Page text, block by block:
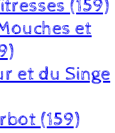
(159)
et
et du Singe
(159)